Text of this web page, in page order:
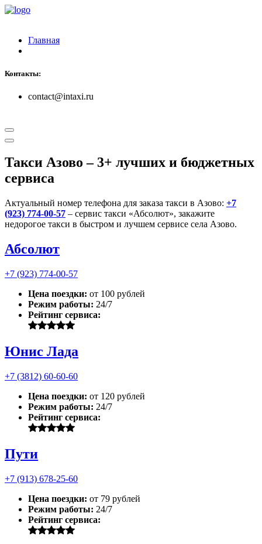
Главная
Контакты:
contact@intaxi.ru
Такси Азово – 3+ лучших и бюджетных
сервиса
Актуальный номер телефона для заказа такси в Азово: +7
(923) 774-00-57 – сервис такси «Абсолют», закажите
недорогое такси в быстром и лучшем сервисе села Азово.
Абсолют
+7 (923) 774-00-57
Цена поездки: от 100 рублей
Режим работы: 24/7
Рейтинг сервиса:
Юнис Лада
+7 (3812) 60-60-60
Цена поездки: от 120 рублей
Режим работы: 24/7
Рейтинг сервиса:
Пути
+7 (913) 678-25-60
Цена поездки: от 79 рублей
Режим работы: 24/7
Рейтинг сервиса: